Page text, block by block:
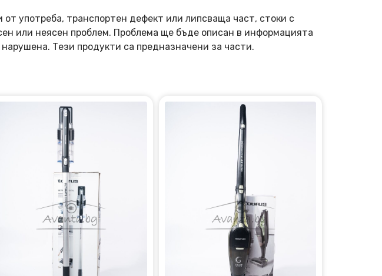
употреба, транспортен дефект или липсваща част, стоки с
или неясен проблем. Проблема ще бъде описан в информацията
Тези продукти са предназначени за части.